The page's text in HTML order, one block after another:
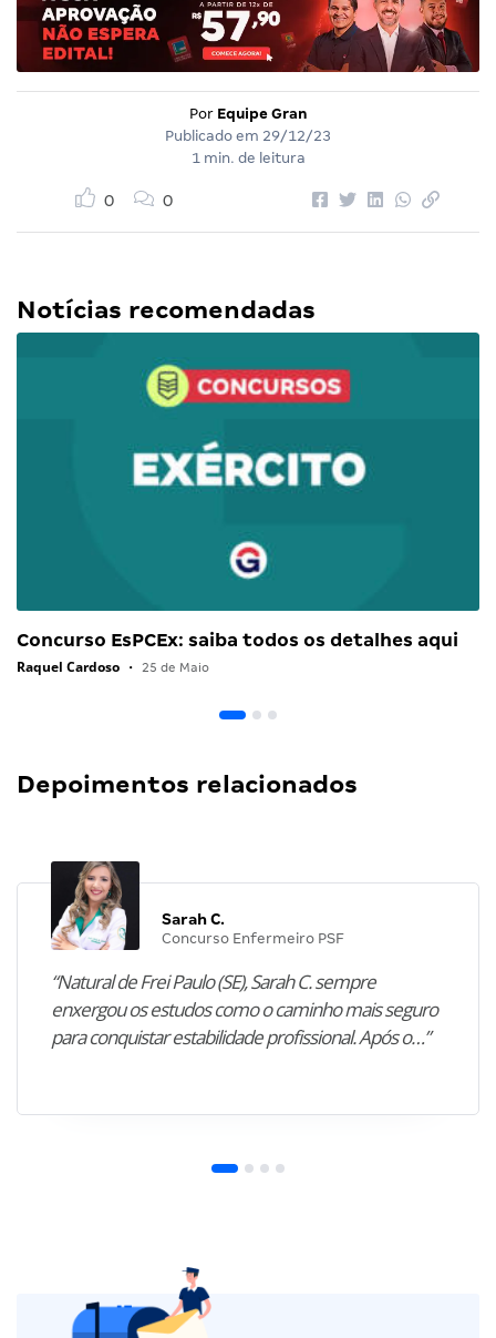
Por Equipe Gran
Publicado em 29/12/23
1 min. de leitura
0 0
Notícias recomendadas
Concurso EsPCEx: saiba todos os detalhes aqui
Raquel Cardoso • 25 de Maio
Depoimentos relacionados
Sarah C.
Concurso Enfermeiro PSF
“Natural de Frei Paulo (SE), Sarah C. sempre
enxergou os estudos como o caminho mais seguro
para conquistar estabilidade profissional. Após o…”